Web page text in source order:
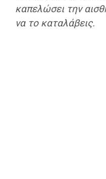
καπελώσει την
να το καταλάβεις.